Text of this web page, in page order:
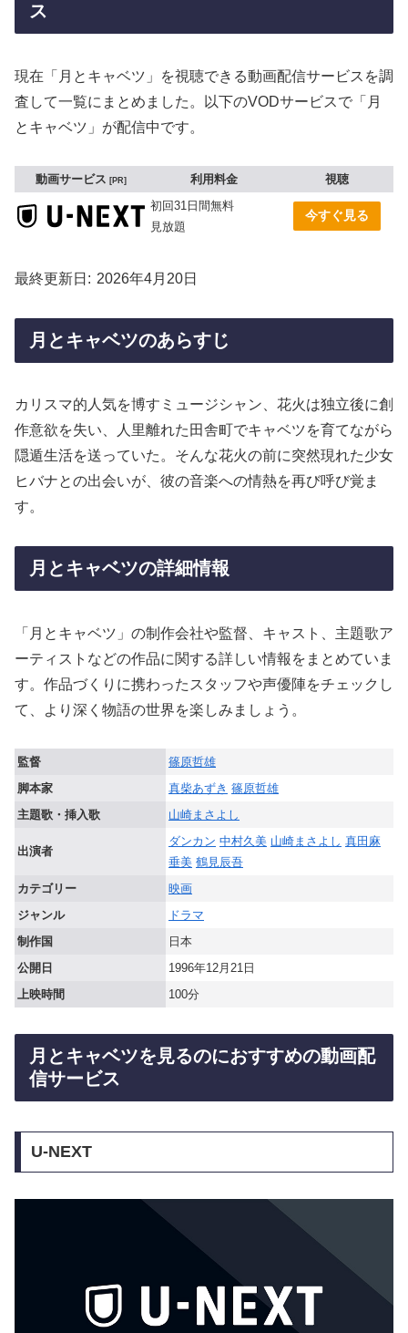
ス
現在「月とキャベツ」を視聴できる動画配信サービスを調
査して一覧にまとめました。以下のVODサービスで「月
とキャベツ」が配信中です。
動画サービス PR 利用料金
視聴
初回31日間無料
見放題
今すぐ見る
最終更新日 2026年4月20日
月とキャベツのあらすじ
カリスマ的人気を博すミュージシャン、花火は独立後に創
作意欲を失い、人里離れた田舎町でキャベツを育てながら
隠遁生活を送っていた。そんな花火の前に突然現れた少女
ヒバナとの出会いが、彼の音楽への情熱を再び呼び覚ま
す。
月とキャベツの詳細情報
「月とキャベツ」の制作会社や監督、キャスト、主題歌ア
ーティストなどの作品に関する詳しい情報をまとめていま
す。作品づくりに携わったスタッフや声優陣をチェックし
て、より深く物語の世界を楽しみましょう。
監督
篠原哲雄
脚本家
真柴あずき 篠原哲雄
主題歌・挿入歌
山崎まさよし
出演者
ダンカン 中村久美 山崎まさよし 真田麻
垂美 鶴見辰吾
カテゴリー
映画
ジャンル
ドラマ
制作国
日本
公開日
1996年12月21日
上映時間
100分
月とキャベツを見るのにおすすめの動画配
信サービス
U-NEXT